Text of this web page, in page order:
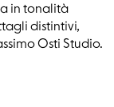
in tonalità
distintivi,
Osti Studio.